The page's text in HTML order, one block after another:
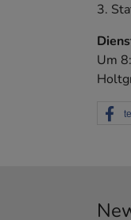
3.
Um